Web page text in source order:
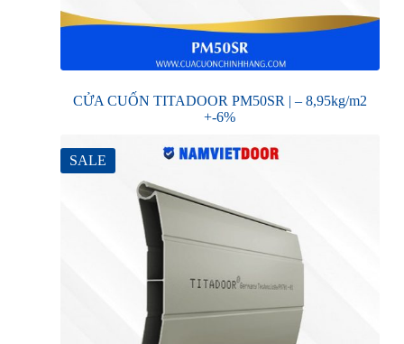
CỬA CUỐN TITADOOR PM50SR | – 8,95kg/m2
+-6%
SALE